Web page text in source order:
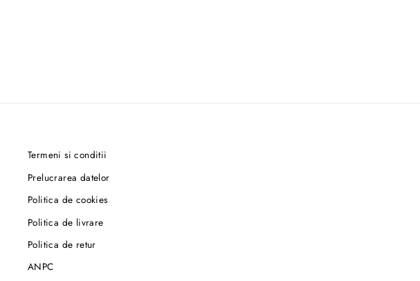
Termeni si conditii
Prelucrarea datelor
Politica de cookies
Politica de livrare
Politica de retur
ANPC